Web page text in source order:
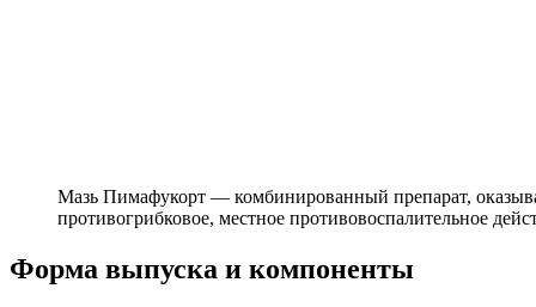
Мазь Пимафукорт — комбинированный препарат,
противогрибковое, местное противовоспалительное
Форма выпуска и компоненты